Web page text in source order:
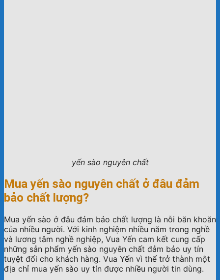
yến sào nguyên chất
Mua yến sào nguyên chất ở đâu đảm
bảo chất lượng?
Mua yến sào ở đâu đảm bảo chất lượng là nỗi băn khoăn
của nhiều người. Với kinh nghiệm nhiều năm trong nghề
và lương tâm nghề nghiệp, Vua Yến cam kết cung cấp
những sản phẩm yến sào nguyên chất đảm bảo uy tín
tuyệt đối cho khách hàng. Vua Yến vì thế trở thành một
địa chỉ mua yến sào uy tín được nhiều người tin dùng.